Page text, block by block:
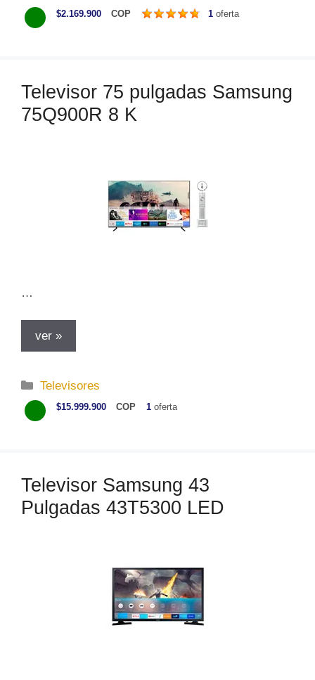
a
t
r
í
$2.169.900 COP 1 oferta
Televisor 75 pulgadas Samsung
75Q900R 8 K
…
ver »
C
a
t
r
í
Televisores
$15.999.900 COP 1 oferta
Televisor Samsung 43
Pulgadas 43T5300 LED